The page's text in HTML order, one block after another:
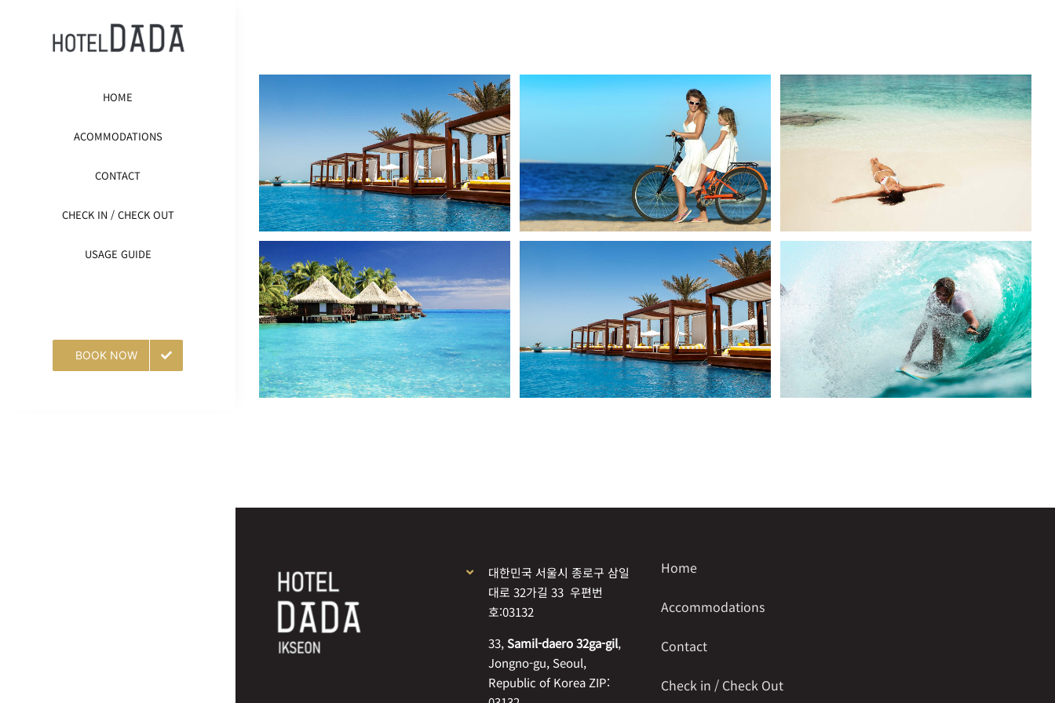
HOME
ACOMMODATIONS
CONTACT
CHECK IN / CHECK OUT
USAGE GUIDE
BOOK NOW
대한민국 서울시 종로구 삼일
대로 32가길 33 우편번
호:03132
33,Samil-daero 32ga-gil,
Jongno-gu, Seoul,
Republic of Korea ZIP:
Home
Accommodations
Contact
Check in / Check Out